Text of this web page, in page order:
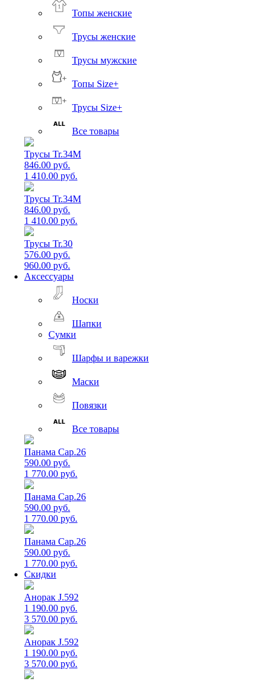
Топы женские
Трусы женские
Трусы мужские
Топы Size+
Трусы Size+
Все товары
Трусы Tr.34M
846.00 руб.
1 410.00 руб.
Трусы Tr.34M
846.00 руб.
1 410.00 руб.
Трусы Tr.30
576.00 руб.
960.00 руб.
Аксессуары
Носки
Шапки
Сумки
Шарфы и варежки
Маски
Повязки
Все товары
Панама Cap.26
590.00 руб.
1 770.00 руб.
Панама Cap.26
590.00 руб.
1 770.00 руб.
Панама Cap.26
590.00 руб.
1 770.00 руб.
Скидки
Анорак J.592
1 190.00 руб.
3 570.00 руб.
Анорак J.592
1 190.00 руб.
3 570.00 руб.